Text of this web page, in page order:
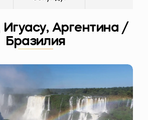
Аргентина /
Бразилия